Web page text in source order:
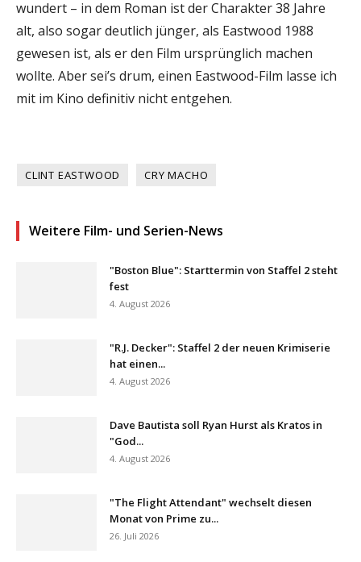
wundert – in dem Roman ist der Charakter 38 Jahre
alt, also sogar deutlich jünger, als Eastwood 1988
gewesen ist, als er den Film ursprünglich machen
wollte. Aber sei’s drum, einen Eastwood-Film lasse ich
mit im Kino definitiv nicht entgehen.
CLINT EASTWOOD CRY MACHO
Weitere Film- und Serien-News
"Boston Blue": Starttermin von Staffel 2 steht
fest
4. August 2026
"R.J. Decker": Staffel 2 der neuen Krimiserie
hat einen...
4. August 2026
Dave Bautista soll Ryan Hurst als Kratos in
"God...
4. August 2026
"The Flight Attendant" wechselt diesen
Monat von Prime zu...
26. Juli 2026